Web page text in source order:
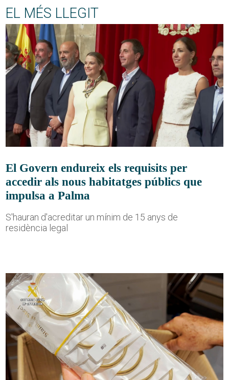
EL MÉS LLEGIT
El Govern endureix els requisits per
accedir als nous habitatges públics que
impulsa a Palma
S'hauran d'acreditar un mínim de 15 anys de
residència legal